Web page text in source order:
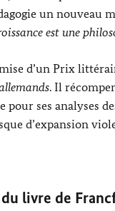
un nouveau
est une
d’un Prix
. Il
pour ses analyses
d’expansion
livre de